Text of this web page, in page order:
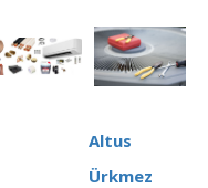
Altus
Ürkmez